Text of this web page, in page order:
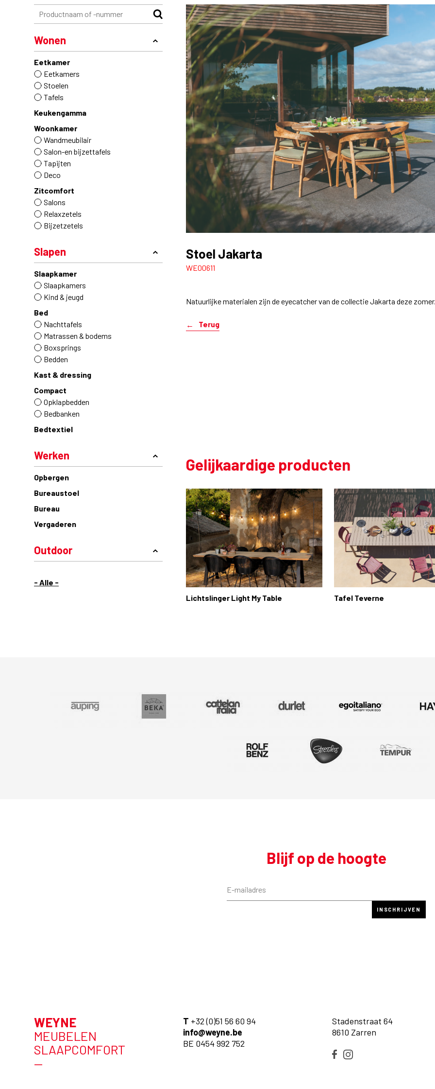
- Alle -
Wonen
Eetkamer
Eetkamers
Stoelen
Tafels
Keukengamma
Woonkamer
Wandmeubilair
Salon-en bijzettafels
Tapijten
Deco
Zitcomfort
Salons
Relaxzetels
Bijzetzetels
Slapen
Slaapkamer
Slaapkamers
Kind & jeugd
Bed
Nachttafels
Matrassen & bodems
Boxsprings
Bedden
Kast & dressing
Compact
Opklapbedden
Bedbanken
Bedtextiel
Werken
Opbergen
Bureaustoel
Bureau
Vergaderen
Outdoor
Stoel Jakarta
WE00611
Natuurlijke materialen zijn de eyecatcher van de collectie Jakarta deze
Terug
Gelijkaardige producten
Lichtslinger Light My Table Tafel Teverne
Blijf op de hoogte
WEYNE
MEUBELEN
SLAAPCOMFORT
—
T +32 (0)51 56 60 94
info@weyne.be
BE 0454 992 752
Stadenstraat 64
8610 Zarren